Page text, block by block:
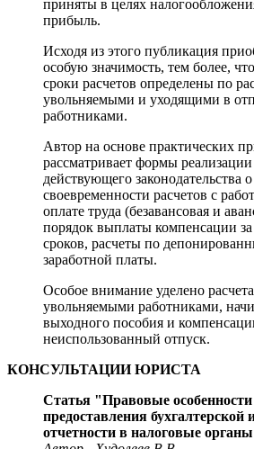
приняты в целях
прибыль.
Исходя из этого публикация
особую значимость, тем более,
сроки расчетов определены по
увольняемыми и уходящими в
работниками.
Автор на основе практических
рассматривает формы
действующего законодательства о
своевременности расчетов с
оплате труда (безавансовая и
порядок выплаты компенсации
сроков, расчеты по
заработной платы.
Особое внимание уделено
увольняемыми работниками,
выходного пособия и
неиспользованный отпуск.
КОНСУЛЬТАЦИИ ЮРИСТА
Статья "Правовые особенности
предоставления бухгалтерской
отчетности в налоговые